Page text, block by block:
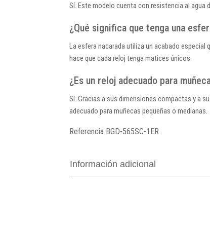
Sí. Este modelo cuenta con resistencia al agua
¿Qué significa que tenga una
La esfera nacarada utiliza un acabado especial
hace que cada reloj tenga matices únicos.
¿Es un reloj adecuado para
Sí. Gracias a sus dimensiones compactas y a
adecuado para muñecas pequeñas o medianas.
Referencia BGD-565SC-1ER
Información adicional